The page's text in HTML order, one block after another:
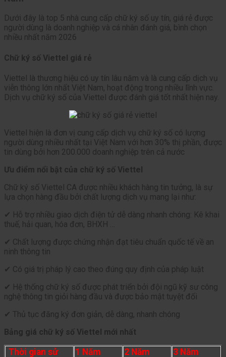
Dưới đây là top 5 nhà cung cấp chữ ký số uy tín, giá rẻ được
người dùng là doanh nghiệp và cá nhân đánh giá, bình chọn
nhiều nhất năm 2026
Chữ ký số Viettel giá rẻ
Viettel là thương hiệu có uy tín lâu năm và là cung cấp dịch vụ
viễn thông lớn nhất Việt Nam, hoạt động trong nhiều lĩnh vực.
Dịch vụ chữ ký số của Viettel được đánh giá tốt nhất hiện nay.
Viettel hiện là đơn vị cung cấp dịch vụ chữ ký số có lượng
người dùng nhiều nhất tại Việt Nam với hơn 30% thị phần, được
tin dùng bởi hơn 200.000 doanh nghiệp trên cả nước
Ưu điểm nổi bật của chữ ký số Viettel
Chữ ký số Viettel CA được nhiều khách hàng tin tưởng, là sự
lựa chọn hàng đầu bởi chất lượng dịch vụ mang lại như:
✔ Hỗ trợ nhiều giao dịch điện tử dễ dàng nhanh chóng: Kê khai
thuế, hải quan, hóa đơn, BHXH …
✔ Chất lượng được chứng nhận đạt tiêu chuẩn quốc tế về an
ninh thông tin
✔ Có giá trị pháp lý cao theo đúng quy định của pháp luật
✔ Hệ thống chữ ký số được phát triển bởi đội ngũ kỹ sư công
nghệ thông tin giỏi hàng đầu và được bảo mật tuyệt đối
✔ Thủ tục đăng ký đơn giản, dễ dàng, nhanh chóng
Bảng giá chữ ký số Viettel mới nhất
Thời gian sử
1 Năm
2 Năm
3 Năm